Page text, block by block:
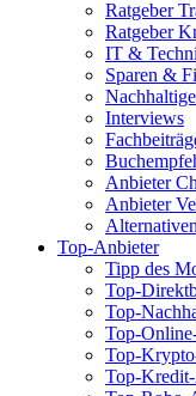
Ratgeber
Ratgeber
IT &
Sparen &
Interviews
Anbieter
Anbieter
Top-Anbieter
Tipp des
Top-
Top-
Top-
Top-
Top-